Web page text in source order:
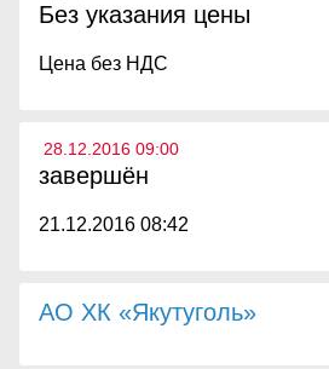
Без указания цены
Цена без НДС
28.12.2016 09:00
завершён
21.12.2016 08:42
АО ХК «Якутуголь»